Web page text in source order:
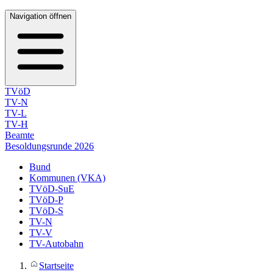
Navigation öffnen
TVöD
TV-N
TV-L
TV-H
Beamte
Besoldungsrunde 2026
Bund
Kommunen (VKA)
TVöD-SuE
TVöD-P
TVöD-S
TV-N
TV-V
TV-Autobahn
Startseite